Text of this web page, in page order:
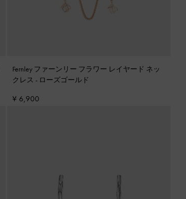
Fernley ファーンリー フラワー レイヤード ネッ
クレス - ローズゴールド
¥ 6,900